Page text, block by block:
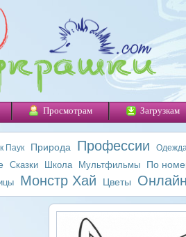
Просмотрам Загрузкам
Паук Природа Профессии
Сказки Школа Мультфильмы По
Монстр Хай Цветы Онлайн